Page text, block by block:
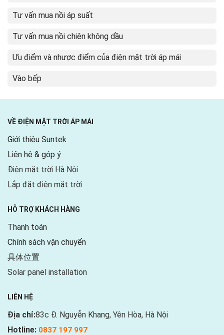
Tư vấn mua nồi áp suất
Tư vấn mua nồi chiên không dầu
Ưu điểm và nhược điểm của điện mặt trời áp mái
Vào bếp
VỀ ĐIỆN MẶT TRỜI ÁP MÁI
Giới thiệu Suntek
Liên hệ & góp ý
Điện mặt trời Hà Nội
Lắp đặt điện mặt trời
HỖ TRỢ KHÁCH HÀNG
Thanh toán
Chính sách vận chuyển
具体位置
Solar panel installation
LIÊN HỆ
Địa chỉ:83c Đ. Nguyễn Khang, Yên Hòa, Hà Nội
Hotline: 0837 197 997